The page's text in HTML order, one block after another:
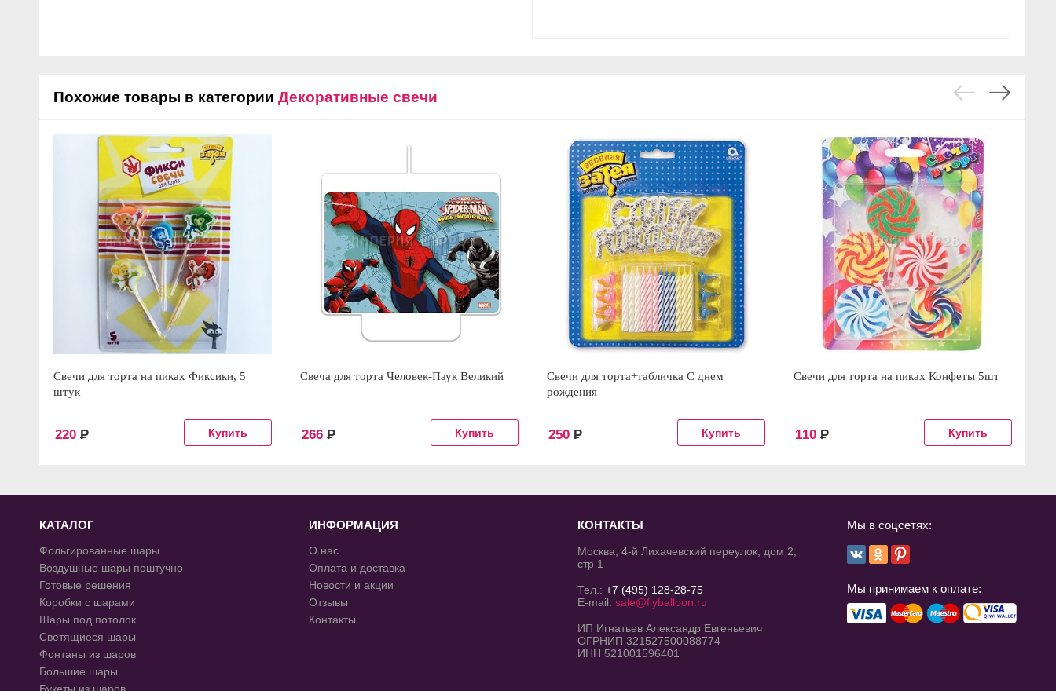
Похожие товары в категории Декоративные свечи
Свечи для торта на пиках Фиксики, 5
штук
220 Р
Свеча для торта Человек-Паук Великий
266 Р
Свечи для торта+табличка С днем
рождения
250 Р
Свечи для торта на пиках Конфеты 5шт
110 Р
КАТАЛОГ
Фольгированные шары
Воздушные шары поштучно
Готовые решения
Коробки с шарами
Шары под потолок
Светящиеся шары
Фонтаны из шаров
Большие шары
ИНФОРМАЦИЯ
О нас
Оплата и доставка
Новости и акции
Отзывы
Контакты
КОНТАКТЫ
Москва, 4-й Лихачевский переулок, дом 2,
стр 1
Тел.:+7 (495) 128-28-75
E-mail:sale@flyballoon.ru
ИП Игнатьев Александр Евгеньевич
ОГРНИП 321527500088774
ИНН 521001596401
Мы в соцсетях:
Мы принимаем к оплате: